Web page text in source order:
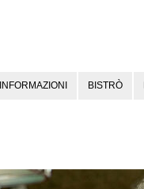
INFORMAZIONI BISTRÒ